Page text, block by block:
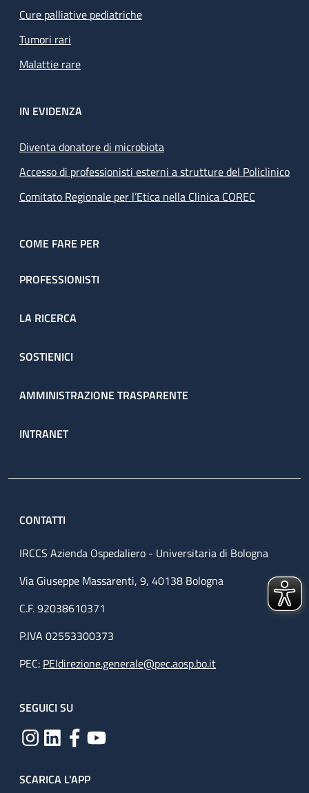
Cure palliative pediatriche
Tumori rari
Malattie rare
IN EVIDENZA
Diventa donatore di microbiota
Accesso di professionisti esterni a strutture del Policlinico
Comitato Regionale per l’Etica nella Clinica COREC
COME FARE PER
PROFESSIONISTI
LA RICERCA
SOSTIENICI
AMMINISTRAZIONE TRASPARENTE
INTRANET
CONTATTI
IRCCS Azienda Ospedaliero - Universitaria di Bologna
Via Giuseppe Massarenti, 9, 40138 Bologna
C.F. 92038610371
P.IVA 02553300373
PEC: PEIdirezione.generale@pec.aosp.bo.it
SEGUICI SU
SCARICA L'APP